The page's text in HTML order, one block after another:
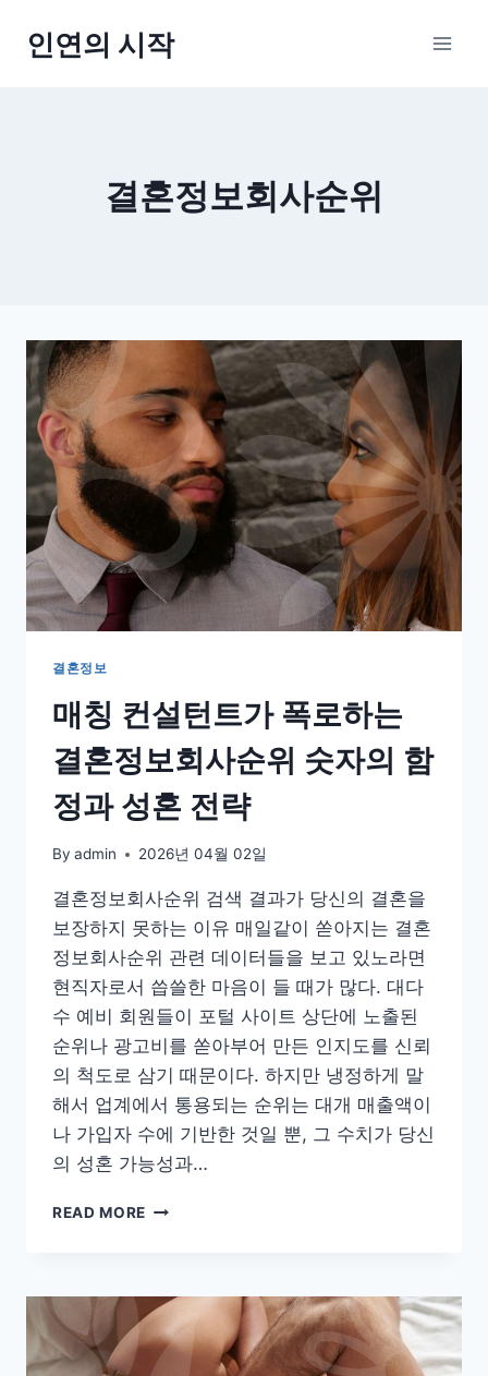
인연의 시작
결혼정보회사순위
결혼정보
매칭 컨설턴트가 폭로하는
결혼정보회사순위 숫자의 함
정과 성혼 전략
By admin 2026년 04월 02일
결혼정보회사순위 검색 결과가 당신의 결혼을
보장하지 못하는 이유 매일같이 쏟아지는 결혼
정보회사순위 관련 데이터들을 보고 있노라면
현직자로서 씁쓸한 마음이 들 때가 많다. 대다
수 예비 회원들이 포털 사이트 상단에 노출된
순위나 광고비를 쏟아부어 만든 인지도를 신뢰
의 척도로 삼기 때문이다. 하지만 냉정하게 말
해서 업계에서 통용되는 순위는 대개 매출액이
나 가입자 수에 기반한 것일 뿐, 그 수치가 당신
의 성혼 가능성과…
READ MORE
턴
트
가
폭